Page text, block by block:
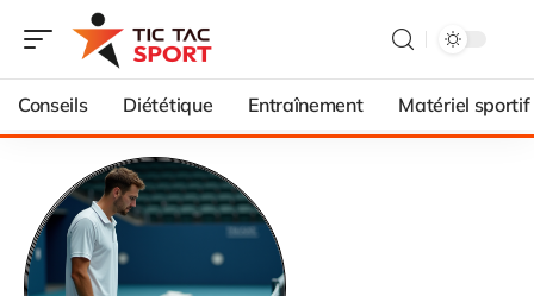
Conseils Diététique Entraînement Matériel sportif